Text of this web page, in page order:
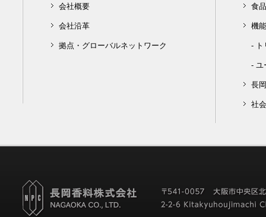
会社概要
会社沿革
拠点・グローバルネットワーク
食
機
-
- ユ
長
社